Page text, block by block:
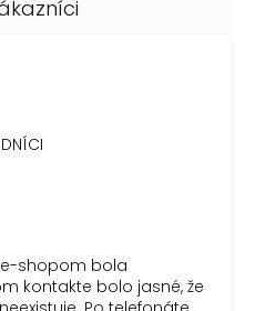
je 1 z 5 hviezdičiek.
je 1 z 5 hviezdičiek.
shopom bola
kontakte bolo jasné, že